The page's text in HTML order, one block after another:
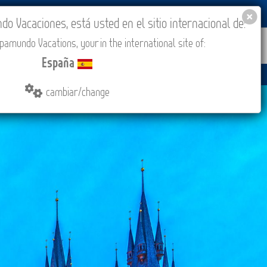
COMPRAR CONTACTO MÁS
Vacaciones, está usted en el sitio internacional de:
Vacations, your in the international site of:
España
cambiar/change